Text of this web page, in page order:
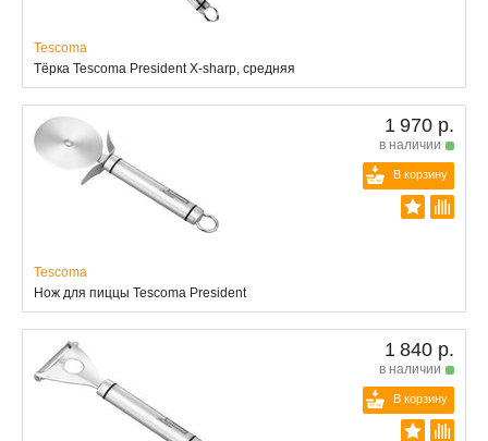
Tescoma
Тёрка Tescoma President X-sharp, средняя
1 970 р.
в наличии
В корзину
Tescoma
Нож для пиццы Tescoma President
1 840 р.
в наличии
В корзину